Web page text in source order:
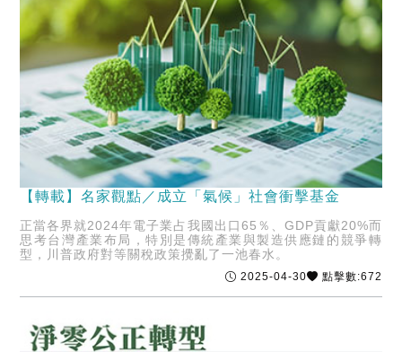
【轉載】名家觀點／成立「氣候」社會衝擊基金
正當各界就2024年電子業占我國出口65％、GDP貢獻20%而
思考台灣產業布局，特別是傳統產業與製造供應鏈的競爭轉
型，川普政府對等關稅政策攪亂了一池春水。
2025-04-30 點擊數:672